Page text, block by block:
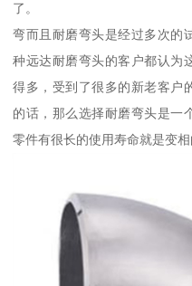
了。
弯而且耐磨弯头是经过多次的
种远达耐磨弯头的客户都认为
得多，受到了很多的新老客户
的话，那么选择耐磨弯头是一
零件有很长的使用寿命就是变相